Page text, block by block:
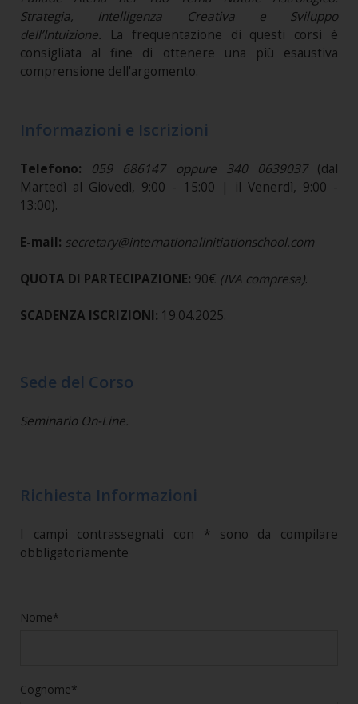
Strategia, Intelligenza Creativa e Sviluppo
dell’Intuizione.
La frequentazione di questi corsi è
consigliata al fine di ottenere una più esaustiva
comprensione dell'argomento.
Informazioni e Iscrizioni
Telefono: 059 686147 oppure 340 0639037 (dal
Martedì al Giovedì, 9:00 - 15:00 | il Venerdì, 9:00 -
13:00).
E-mail: secretary@internationalinitiationschool.com
QUOTA DI PARTECIPAZIONE: 90€ (IVA compresa).
SCADENZA ISCRIZIONI: 19.04.2025.
Sede del Corso
Seminario On-Line.
Richiesta Informazioni
I campi contrassegnati con * sono da compilare
obbligatoriamente
Nome*
Cognome*